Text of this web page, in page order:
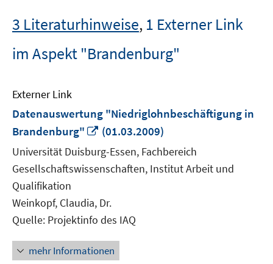
3 Literaturhinweise, 1 Externer Link
im Aspekt "Brandenburg"
Externer Link
Datenauswertung "Niedriglohnbeschäftigung in
Brandenburg"
In
Fenster
öffnen
(01.03.2009)
Universität Duisburg-Essen, Fachbereich
Gesellschaftswissenschaften, Institut Arbeit und
Qualifikation
Weinkopf, Claudia, Dr.
Quelle: Projektinfo des IAQ
mehr Informationen